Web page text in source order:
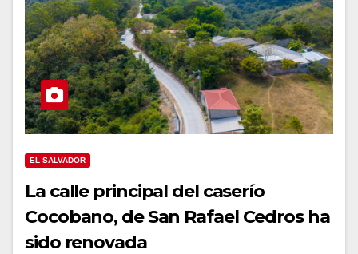
EL SALVADOR
La calle principal del caserío
Cocobano, de San Rafael Cedros ha
sido renovada